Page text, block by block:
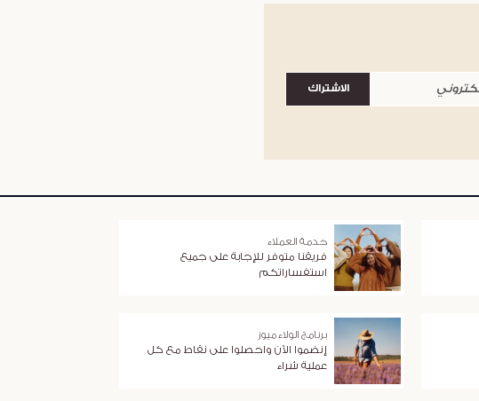
الاشتراك
خدمة العملاء
فريقنا متوفر للإجابة على جميع
استفساراتكم
برنامج الولاء ميوز
إنضموا الآن واحصلوا على نقاط مع كل
عملية شراء